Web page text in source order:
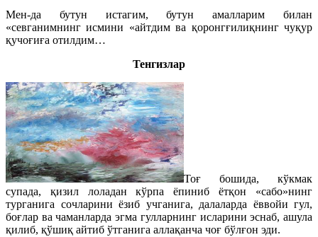
Мен-да бутун истагим, бутун амалларим билан
«севганимнинг исмини «айтдим ва қоронгғилиқнинг чуқур
қучоғиға отилдим…
Тенгизлар
Тоғ бошида, кўкмак
супада, қизил лоладан кўрпа ёпиниб ётқон «сабо»нинг
турганига сочларини ёзиб учганига, далаларда ёввойи гул,
боғлар ва чаманларда эгма гулларнинг исларини эснаб, ашула
қилиб, қўшиқ айтиб ўтганига аллақанча чоғ бўлғон эди.